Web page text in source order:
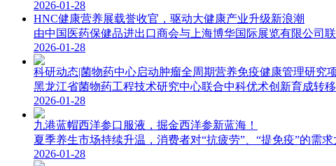
2026-01-28
HNC健康营养展载誉收官，驱动大健康产业升级新浪潮
由中国医药保健品进出口商会与上海博华国际展览有限公司
2026-01-28
科研动态|菌物药中心启动肿瘤全周期营养免疫健康管理研究
黑龙江省菌物药工程技术研究中心联合中科优术创新育成转
2026-01-28
九港蓝帽西洋参口服液，掘金西洋参新蓝海！
夏季养生市场持续升温，消费者对“抗疲劳”、“提免疫”的需
2026-01-28